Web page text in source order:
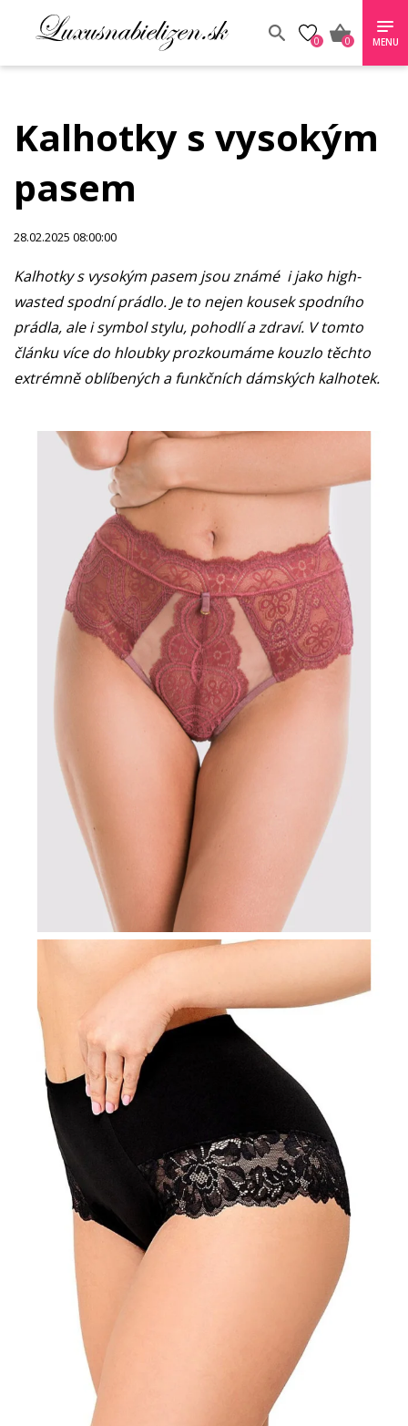
0 0 MENU
Kalhotky s vysokým
pasem
28.02.2025 08:00:00
Kalhotky s vysokým pasem jsou známé i jako high-
wasted spodní prádlo. Je to nejen kousek spodního
prádla, ale i symbol stylu, pohodlí a zdraví. V tomto
článku více do hloubky prozkoumáme kouzlo těchto
extrémně oblíbených a funkčních dámských kalhotek.